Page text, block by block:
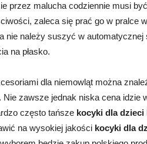
przez malucha codziennie musi
zaleca się prać go w pralce
nie należy suszyć w
na płasko.
dla niemowląt można
zawsze jednak niska cena idzie
często tańsze kocyki dla dzieci
na wysokiej jakości kocyki dla